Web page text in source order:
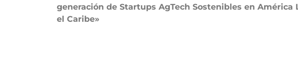
generación de Startups AgTech Sostenibles en América
el Caribe»